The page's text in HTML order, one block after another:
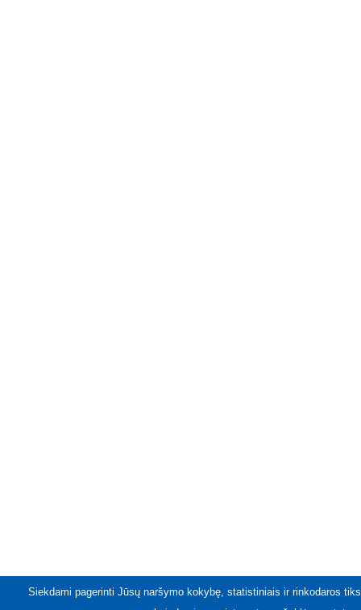
Siekdami pagerinti Jūsų naršymo kokybę, statistiniais ir rinkodaros